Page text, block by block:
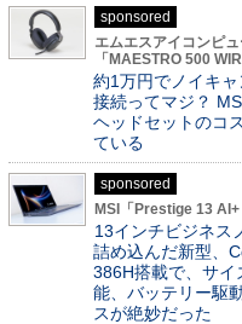
sponsored
エムエスアイコンピ
「MAESTRO 500
約1万円でノイキ
接続ってマジ？
ヘッドセットのコ
ている
sponsored
MSI「Prestige 13
13インチビジネス
詰め込んだ新型、
386H搭載で、サイ
能、バッテリー駆
スが絶妙だった